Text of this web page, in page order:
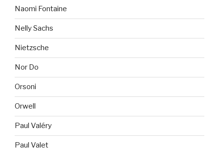
Naomi Fontaine
Nelly Sachs
Nietzsche
Nor Do
Orsoni
Orwell
Paul Valéry
Paul Valet